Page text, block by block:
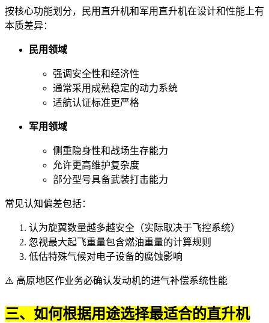
按核心功能划分， 民用直升机和军用直升机在设计和性能上有
本质差异：
民用领域
强调安全性和经济性
通常采用成熟稳定的动力系统
适航认证标准更严格
军用领域
侧重隐身性和战场生存能力
允许更高维护复杂度
部分型号具备武装打击能力
常见认知偏差包括：
认为旋翼数量越多越安全（实际取决于飞控系统）
忽视最大起飞重量包含燃油重量的计算规则
低估特殊气候对电子设备的腐蚀影响
⚠️ 高原地区作业务必确认发动机的进气补偿系统性能
三、如何根据用途选择最适合的直升机